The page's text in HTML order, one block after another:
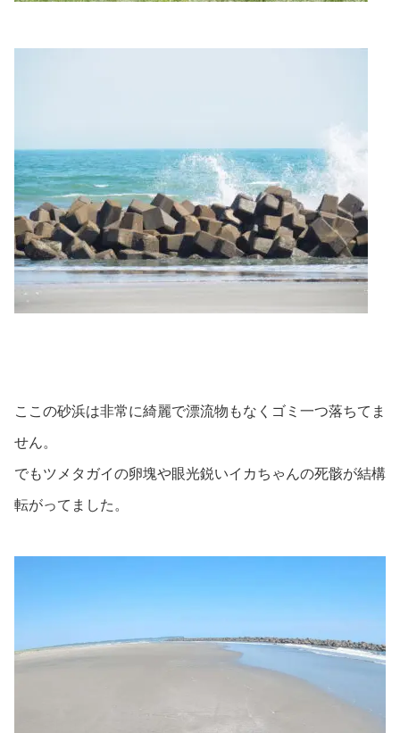
ここの砂浜は非常に綺麗で漂流物もなくゴミ一つ落ちてま
せん。
でもツメタガイの卵塊や眼光鋭いイカちゃんの死骸が結構
転がってました。